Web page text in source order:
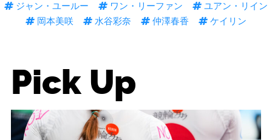
ジャン・ユールー
ワン・リーファン
ユアン・リイン
岡本美咲
水谷彩奈 仲澤春香 ケイリン
Pick Up